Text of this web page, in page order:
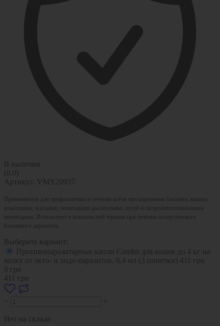
В наличии
(0.0)
Артикул:
VMX20937
Применяются для профилактики и лечения котов при поражении блохами, вшами,
власоедами, клещами, нематодами дыхательных путей и гастроинтестинальными
нематодами. Используют в комплексной терапии при лечении аллергического
блошиного дерматита.
Выберите вариант:
Противопаразитарные капли Combo для кошек до 4 кг на
холку от экто- и эндо-паразитов, 0,4 мл (3 пипетки) 411
грн
0 грн
411
грн
+
Нет на складе